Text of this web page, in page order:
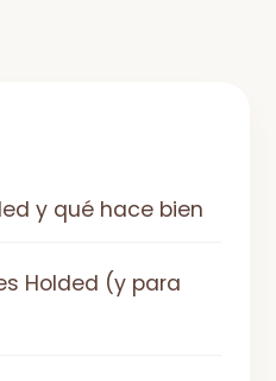
y qué hace bien
Holded (y para